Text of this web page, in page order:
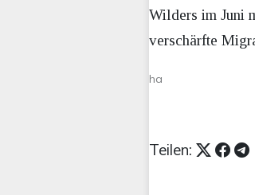
Wilders im Juni
verschärfte
ha
Teilen: